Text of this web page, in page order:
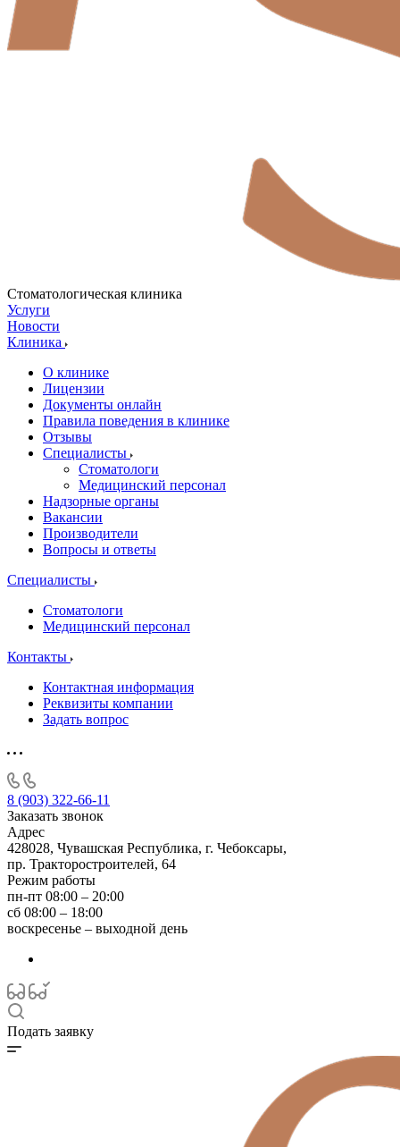
Стоматологическая клиника
Услуги
Новости
Клиника
О клинике
Лицензии
Документы онлайн
Правила поведения в клинике
Отзывы
Специалисты
Стоматологи
Медицинский персонал
Надзорные органы
Вакансии
Производители
Вопросы и ответы
Специалисты
Стоматологи
Медицинский персонал
Контакты
Контактная информация
Реквизиты компании
Задать вопрос
8 (903) 322-66-11
Заказать звонок
Адрес
428028, Чувашская Республика, г. Чебоксары,
пр. Тракторостроителей, 64
Режим работы
пн-пт 08:00 – 20:00
сб 08:00 – 18:00
воскресенье – выходной день
Подать заявку